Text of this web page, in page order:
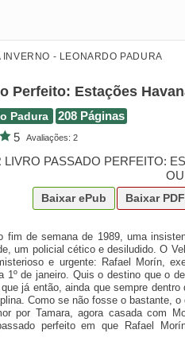
INVERNO - LEONARDO PADURA
Perfeito: Estações
Padura
208 Páginas
5
Avaliações: 2
LIVRO PASSADO PERFEITO:
Baixar ePub Baixar PDF
fim de semana de 1989, uma
um policial cético e desiludido. O
e urgente: Rafael Morín,
1º de janeiro. Quis o destino que o
já então, ainda que sempre
Como se não fosse o bastante,
por Tamara, agora casada com
perfeito em que Rafael